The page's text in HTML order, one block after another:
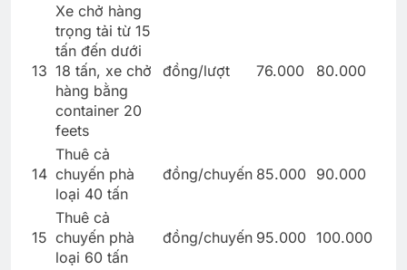
13
Xe chở hàng
trọng tải từ 15
tấn đến dưới
18 tấn, xe chở
hàng bằng
container 20
feets
đồng/lượt 76.000 80.000
14
Thuê cả
chuyến phà
loại 40 tấn
đồng/chuyến 85.000 90.000
15
Thuê cả
chuyến phà
loại 60 tấn
đồng/chuyến 95.000 100.000